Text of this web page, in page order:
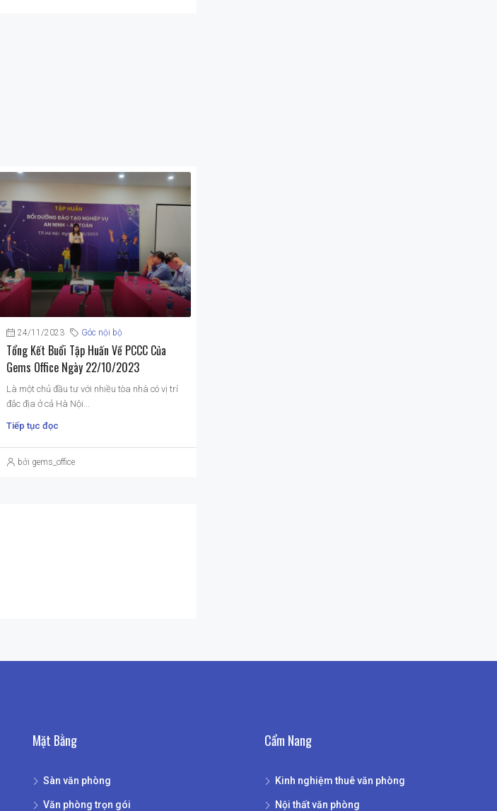
24/11/2023 Góc nội bộ
Tổng Kết Buổi Tập Huấn Về PCCC Của
Gems Office Ngày 22/10/2023
Là một chủ đầu tư với nhiều tòa nhà có vị trí
đắc địa ở cả Hà Nội...
Tiếp tục đọc
bởi gems_office
Mặt Bằng
Sàn văn phòng
Văn phòng trọn gói
Cẩm Nang
Kinh nghiệm thuê văn phòng
Nội thất văn phòng